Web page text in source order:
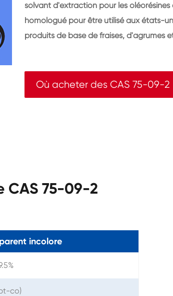
solvant d'extraction pour les
homologué pour être utilisé aux états-
produits de base de fraises, d'agrumes
Où acheter des CAS 75-09-2
CAS 75-09-2
incolore
co)